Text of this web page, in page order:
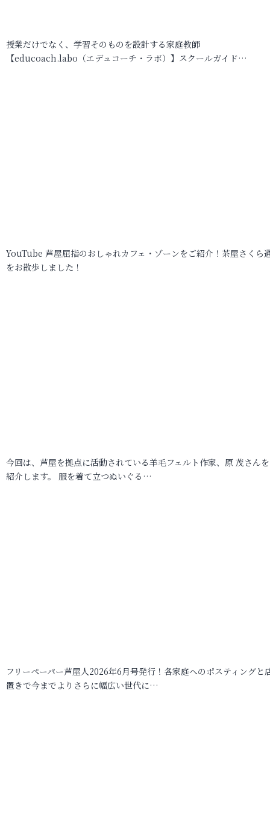
授業だけでなく、学習そのものを設計する家庭教師
【educoach.labo（エデュコーチ・ラボ）】スクールガイド…
YouTube 芦屋屈指のおしゃれカフェ・ゾーンをご紹介！茶屋さくら
をお散歩しました！
今回は、芦屋を拠点に活動されている羊毛フェルト作家、原 茂さん
紹介します。 服を着て立つぬいぐる…
フリーペーパー芦屋人2026年6月号発行！各家庭へのポスティングと
置きで今までよりさらに幅広い世代に…